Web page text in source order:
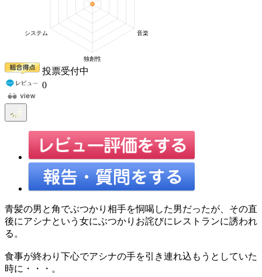
投票受付中
0
青髪の男と角でぶつかり相手を恫喝した男だったが、その直
後にアシナという女にぶつかりお詫びにレストランに誘われ
る。
食事が終わり下心でアシナの手を引き連れ込もうとしていた
時に・・・。